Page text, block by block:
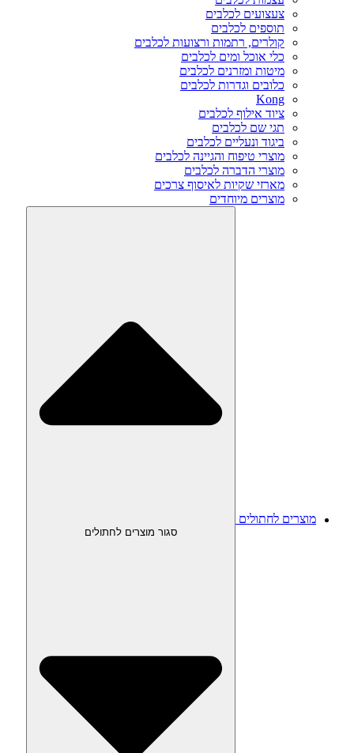
צעצועים לכלבים
תוספים לכלבים
קולרים, רתמות ורצועות לכלבים
כלי אוכל ומים לכלבים
מיטות ומזרנים לכלבים
כלובים וגדרות לכלבים
Kong
ציוד אילוף לכלבים
תגי שם לכלבים
ביגוד ונעליים לכלבים
מוצרי טיפוח והגיינה לכלבים
מוצרי הדברה לכלבים
מארזי שקיות לאיסוף צרכים
מוצרים מיוחדים
מוצרים לחתולים
סגור מוצרים לחתולים